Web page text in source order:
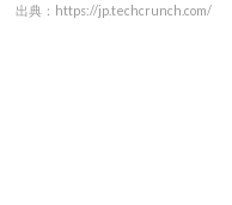
出典：https://jp.techcrunch.com/